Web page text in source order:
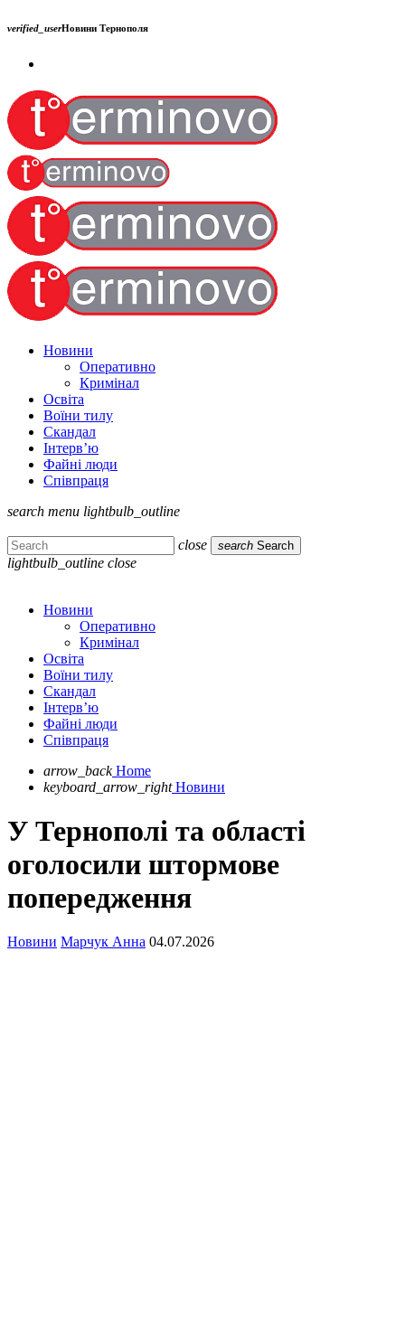
verified_userНовини Тернополя
Новини
Оперативно
Кримінал
Освіта
Воїни тилу
Скандал
Інтерв’ю
Файні люди
Співпраця
search menu lightbulb_outline
close search Search
lightbulb_outline close
Новини
Оперативно
Кримінал
Освіта
Воїни тилу
Скандал
Інтерв’ю
Файні люди
Співпраця
arrow_back Home
keyboard_arrow_right Новини
У Тернополі та області
оголосили штормове
попередження
Новини Марчук Анна 04.07.2026